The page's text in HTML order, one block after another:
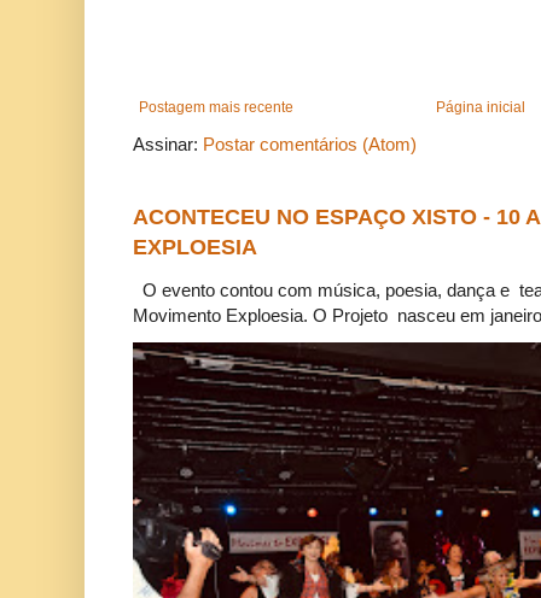
Postagem mais recente Página inicial
Assinar: Postar comentários (Atom)
ACONTECEU NO ESPAÇO XISTO - 10
EXPLOESIA
O evento contou com música, poesia, dança e
Movimento Exploesia. O Projeto nasceu em